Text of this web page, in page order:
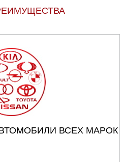
ВСЕХ МАРОК